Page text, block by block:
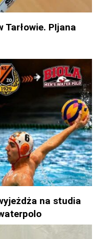
PIjana
na studia